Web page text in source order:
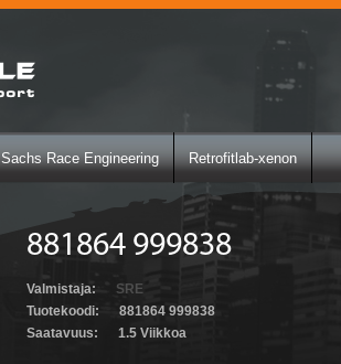
Sachs Race Engineering Retrofitlab-xenon
881864 999838
Valmistaja:
SRE
Tuotekoodi:
881864 999838
Saatavuus:
1.5 Viikkoa